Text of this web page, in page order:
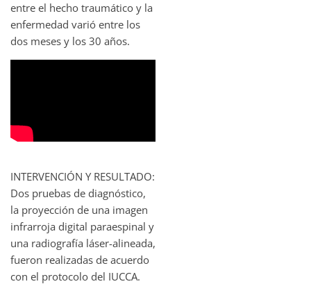
entre el hecho traumático y la
enfermedad varió entre los
dos meses y los 30 años.
INTERVENCIÓN Y RESULTADO:
Dos pruebas de diagnóstico,
la proyección de una imagen
infrarroja digital paraespinal y
una radiografía láser-alineada,
fueron realizadas de acuerdo
con el protocolo del IUCCA.